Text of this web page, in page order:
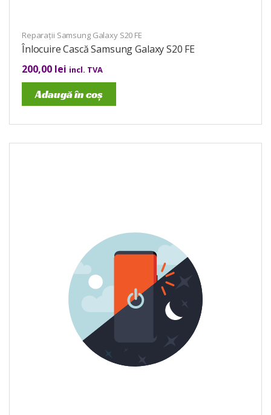
Reparații Samsung Galaxy S20 FE
Înlocuire Cască Samsung Galaxy S20 FE
200,00 lei incl. TVA
Adaugă în coș